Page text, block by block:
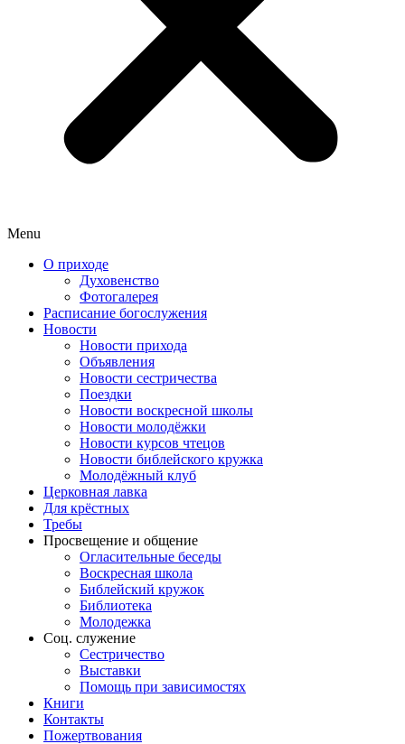
Menu
О приходе
Духовенство
Фотогалерея
Расписание богослужения
Новости
Новости прихода
Объявления
Новости сестричества
Поездки
Новости воскресной школы
Новости молодёжки
Новости курсов чтецов
Новости библейского кружка
Молодёжный клуб
Церковная лавка
Для крёстных
Требы
Просвещение и общение
Огласительные беседы
Воскресная школа
Библейский кружок
Библиотека
Молодежка
Соц. служение
Сестричество
Выставки
Помощь при зависимостях
Книги
Контакты
Пожертвования